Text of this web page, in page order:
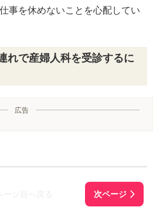
事を休めないことを心配してい
れで産婦人科を受診するに
広告